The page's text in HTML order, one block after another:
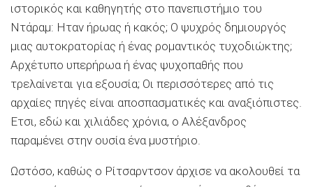
ιστορικός και καθηγητής στο πανεπιστήμιο του
Ντάραμ: Ηταν ήρωας ή κακός; Ο ψυχρός δημιουργός
μιας αυτοκρατορίας ή ένας ρομαντικός τυχοδιώκτης;
Αρχέτυπο υπερήρωα ή ένας ψυχοπαθής που
τρελαίνεται για εξουσία; Οι περισσότερες από τις
αρχαίες πηγές είναι αποσπασματικές και αναξιόπιστες.
Ετσι, εδώ και χιλιάδες χρόνια, ο Αλέξανδρος
παραμένει στην ουσία ένα μυστήριο.
Ωστόσο, καθώς ο Ρίτσαρντσον άρχισε να ακολουθεί τα